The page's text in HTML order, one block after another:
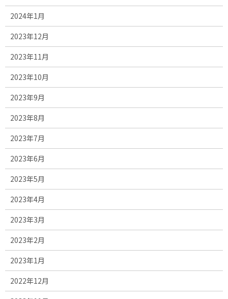
2024年1月
2023年12月
2023年11月
2023年10月
2023年9月
2023年8月
2023年7月
2023年6月
2023年5月
2023年4月
2023年3月
2023年2月
2023年1月
2022年12月